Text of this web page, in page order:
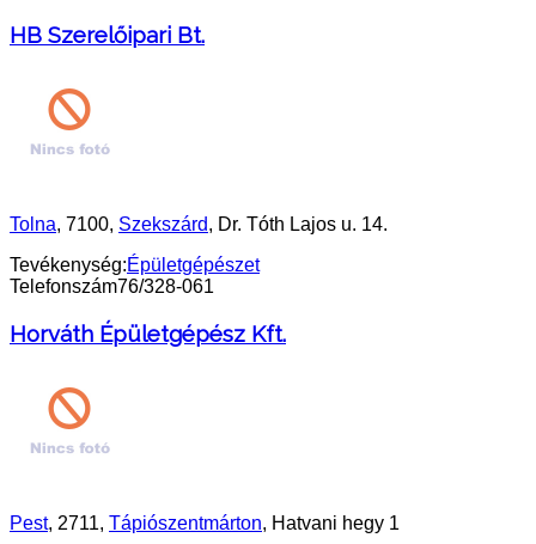
HB Szerelőipari Bt.
Tolna, 7100, Szekszárd, Dr. Tóth Lajos u. 14.
Tevékenység:Épületgépészet
Telefonszám76/328-061
Horváth Épületgépész Kft.
Pest, 2711, Tápiószentmárton, Hatvani hegy 1